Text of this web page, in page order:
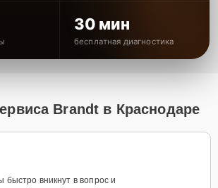
30 мин
бесплатная диагностика
Brandt в Краснодаре
вникнут в вопрос и